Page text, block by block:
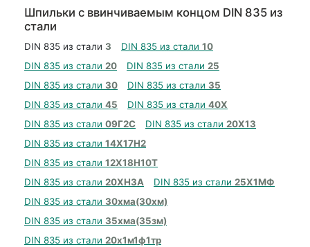
Шпильки с ввинчиваемым концом DIN 835 из
стали
DIN 835 из стали 3 DIN 835 из стали 10
DIN 835 из стали 20 DIN 835 из стали 25
DIN 835 из стали 30 DIN 835 из стали 35
DIN 835 из стали 45 DIN 835 из стали 40Х
DIN 835 из стали 09Г2С DIN 835 из стали 20Х13
DIN 835 из стали 14Х17Н2
DIN 835 из стали 12Х18Н10Т
DIN 835 из стали 20ХН3А DIN 835 из стали 25Х1МФ
DIN 835 из стали 30хма(30хм)
DIN 835 из стали 35хма(35зм)
DIN 835 из стали 20х1м1ф1тр